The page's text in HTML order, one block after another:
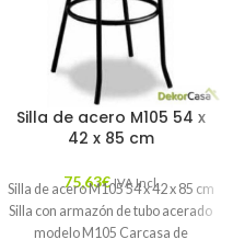
Silla de acero M105 54 x
42 x 85 cm
75,63€ IVA Incl.
Silla de acero M105 54 x 42 x 85 cm
Silla con armazón de tubo acerado
modelo M105 Carcasa de